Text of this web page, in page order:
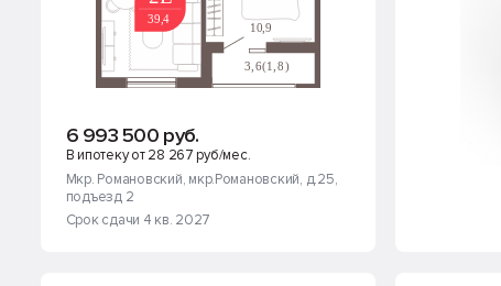
6 993 500 руб.
В ипотеку от 28 267 руб/мес.
Мкр. Романовский, мкр.Романовский, д.25,
подъезд 2
Срок сдачи 4 кв. 2027